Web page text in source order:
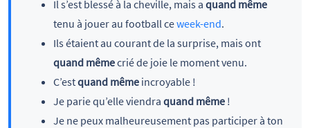
Il s’est blessé à la cheville, mais a quand même
tenu à jouer au football ceweek-end.
Ils étaient au courant de la surprise, mais ont
quand mêmecrié de joie le moment venu.
C’estquand même incroyable !
Je parie qu’elle viendra quand même!
Je ne peux malheureusement pas participer à ton